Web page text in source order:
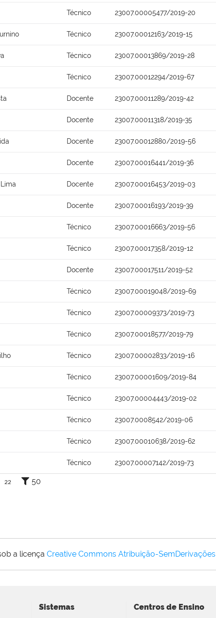
Técnico 23007.00005477/2019-20
Técnico 23007.00012163/2019-15
Técnico 23007.00013869/2019-28
Técnico 23007.00012294/2019-67
Docente 23007.00011289/2019-42
Docente 23007.00011318/2019-35
Docente 23007.00012880/2019-56
Docente 23007.00016441/2019-36
Docente 23007.00016453/2019-03
Docente 23007.00016193/2019-39
Técnico 23007.00016663/2019-56
Técnico 23007.00017358/2019-12
Docente 23007.00017511/2019-52
Técnico 23007.00019048/2019-69
Técnico 23007.00009373/2019-73
Técnico 23007.00018577/2019-79
Técnico 23007.00002833/2019-16
Técnico 23007.00001609/2019-84
Técnico 23007.00004443/2019-02
Técnico 23007.0008542/2019-06
Técnico 23007.00010638/2019-62
Técnico 23007.00007142/2019-73
22 50
a licença Creative Commons Atribuição-
Sistemas Centros de Ensino